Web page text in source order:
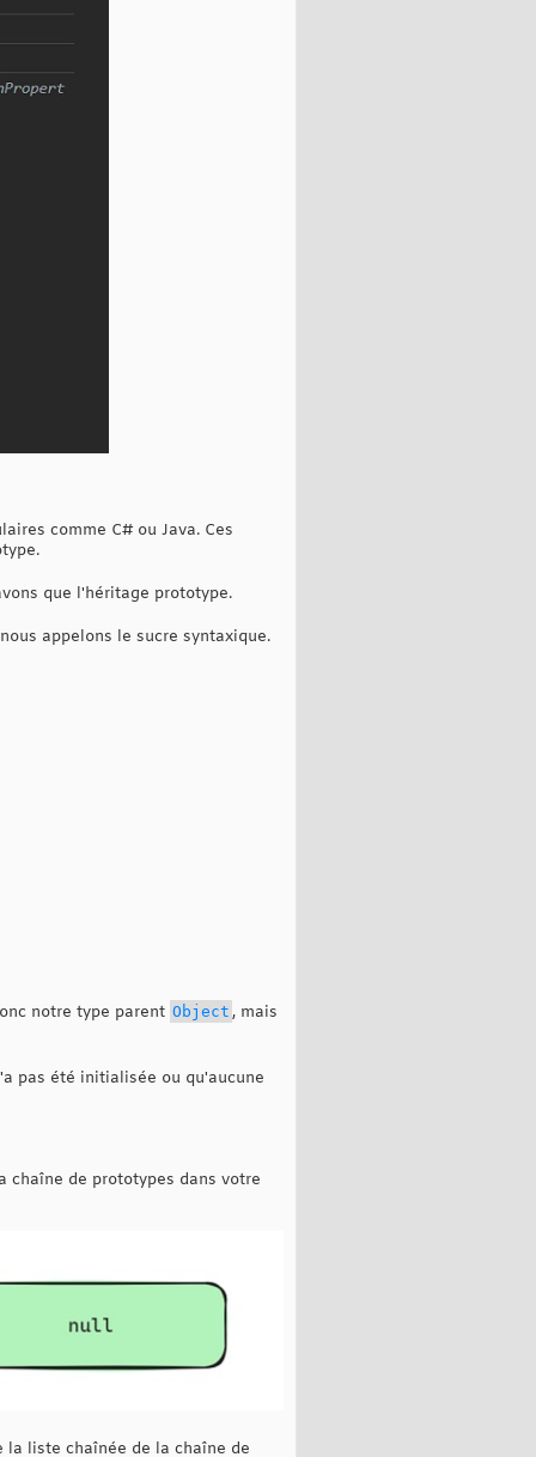
comme C# ou Java. Ces
que l'héritage prototype.
appelons le sucre syntaxique.
notre type parent Object , mais
pas été initialisée ou qu'aucune
chaîne de prototypes dans votre
liste chaînée de la chaîne de